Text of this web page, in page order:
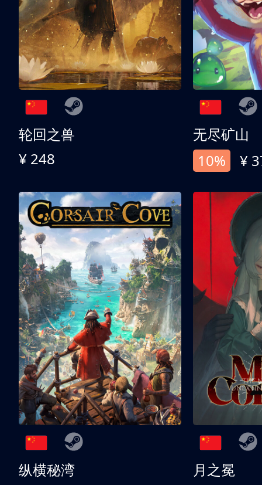
轮回之兽
¥ 248
无尽矿山
10%
¥
纵横秘湾
月之冕